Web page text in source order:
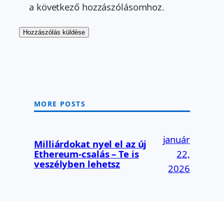
a következő hozzászólásomhoz.
MORE POSTS
Milliárdokat nyel el az új
Ethereum-csalás – Te is
veszélyben lehetsz
január
22,
2026